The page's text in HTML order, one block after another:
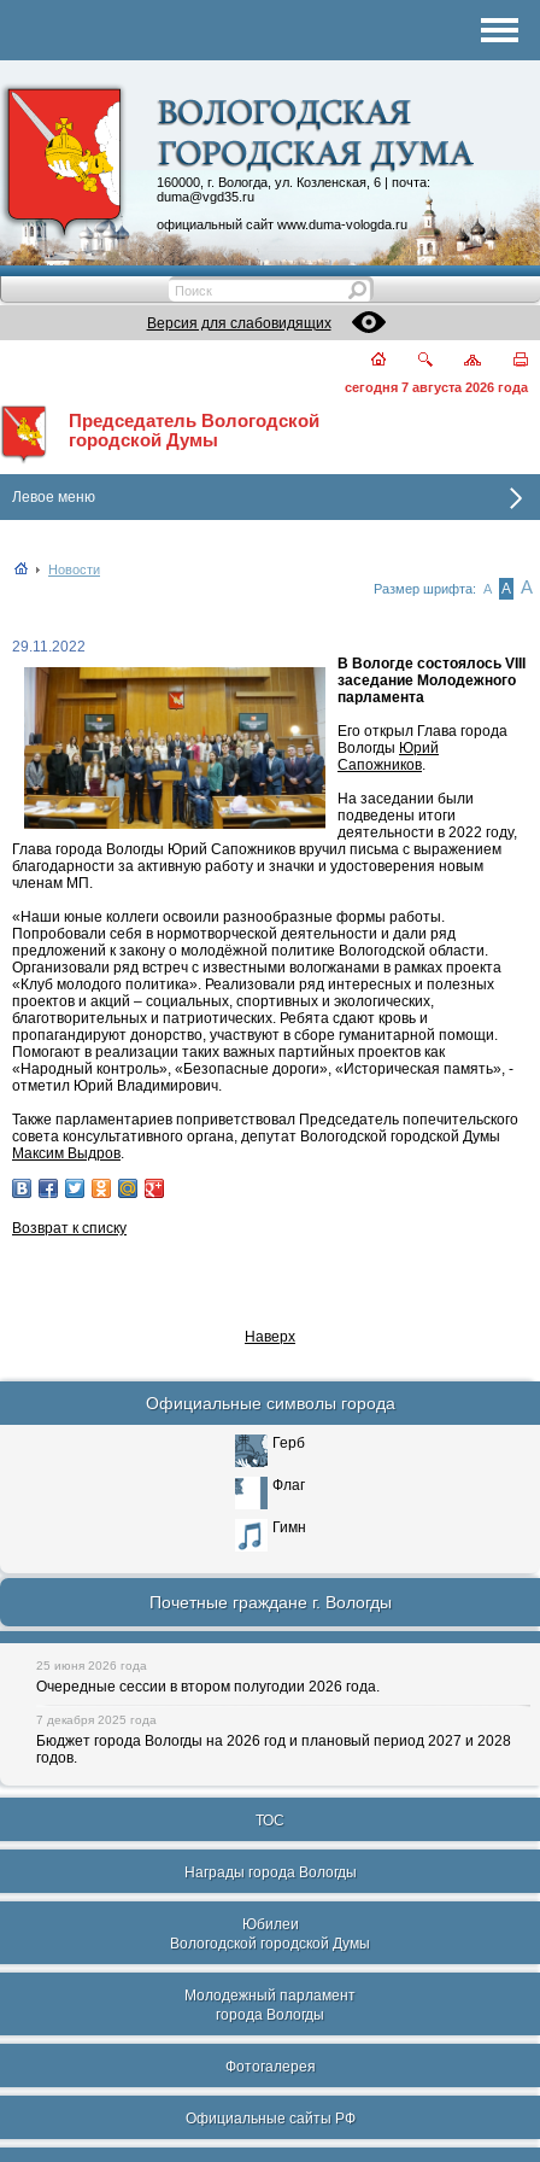
160000, г. Вологда, ул. Козленская, 6 | почта:
duma@vgd35.ru
официальный сайт www.duma-vologda.ru
Контакты
Депутатские объединения
Версия для слабовидящих
сегодня 7 августа 2026 года
Председатель Вологодской
городской Думы
Левое меню
Новости
Размер шрифта: А А А
29.11.2022
В Вологде состоялось VIII
заседание Молодежного
парламента
Его открыл Глава города
Вологды Юрий
Сапожников.
На заседании были
подведены итоги
деятельности в 2022 году,
Глава города Вологды Юрий Сапожников вручил письма с выражением
благодарности за активную работу и значки и удостоверения новым
членам МП.
«Наши юные коллеги освоили разнообразные формы работы.
Попробовали себя в нормотворческой деятельности и дали ряд
предложений к закону о молодёжной политике Вологодской области.
Организовали ряд встреч с известными вологжанами в рамках проекта
«Клуб молодого политика». Реализовали ряд интересных и полезных
проектов и акций – социальных, спортивных и экологических,
благотворительных и патриотических. Ребята сдают кровь и
пропагандируют донорство, участвуют в сборе гуманитарной помощи.
Помогают в реализации таких важных партийных проектов как
«Народный контроль», «Безопасные дороги», «Историческая память», -
отметил Юрий Владимирович.
Также парламентариев поприветствовал Председатель попечительского
совета консультативного органа, депутат Вологодской городской Думы
Максим Выдров.
Возврат к списку
Наверх
Официальные символы города
Герб
Флаг
Гимн
Почетные граждане г. Вологды
25 июня 2026 года
Очередные сессии в втором полугодии 2026 года.
7 декабря 2025 года
Бюджет города Вологды на 2026 год и плановый период 2027 и 2028
годов.
ТОС
Награды города Вологды
Юбилеи
Вологодской городской Думы
Молодежный парламент
города Вологды
Фотогалерея
Официальные сайты РФ